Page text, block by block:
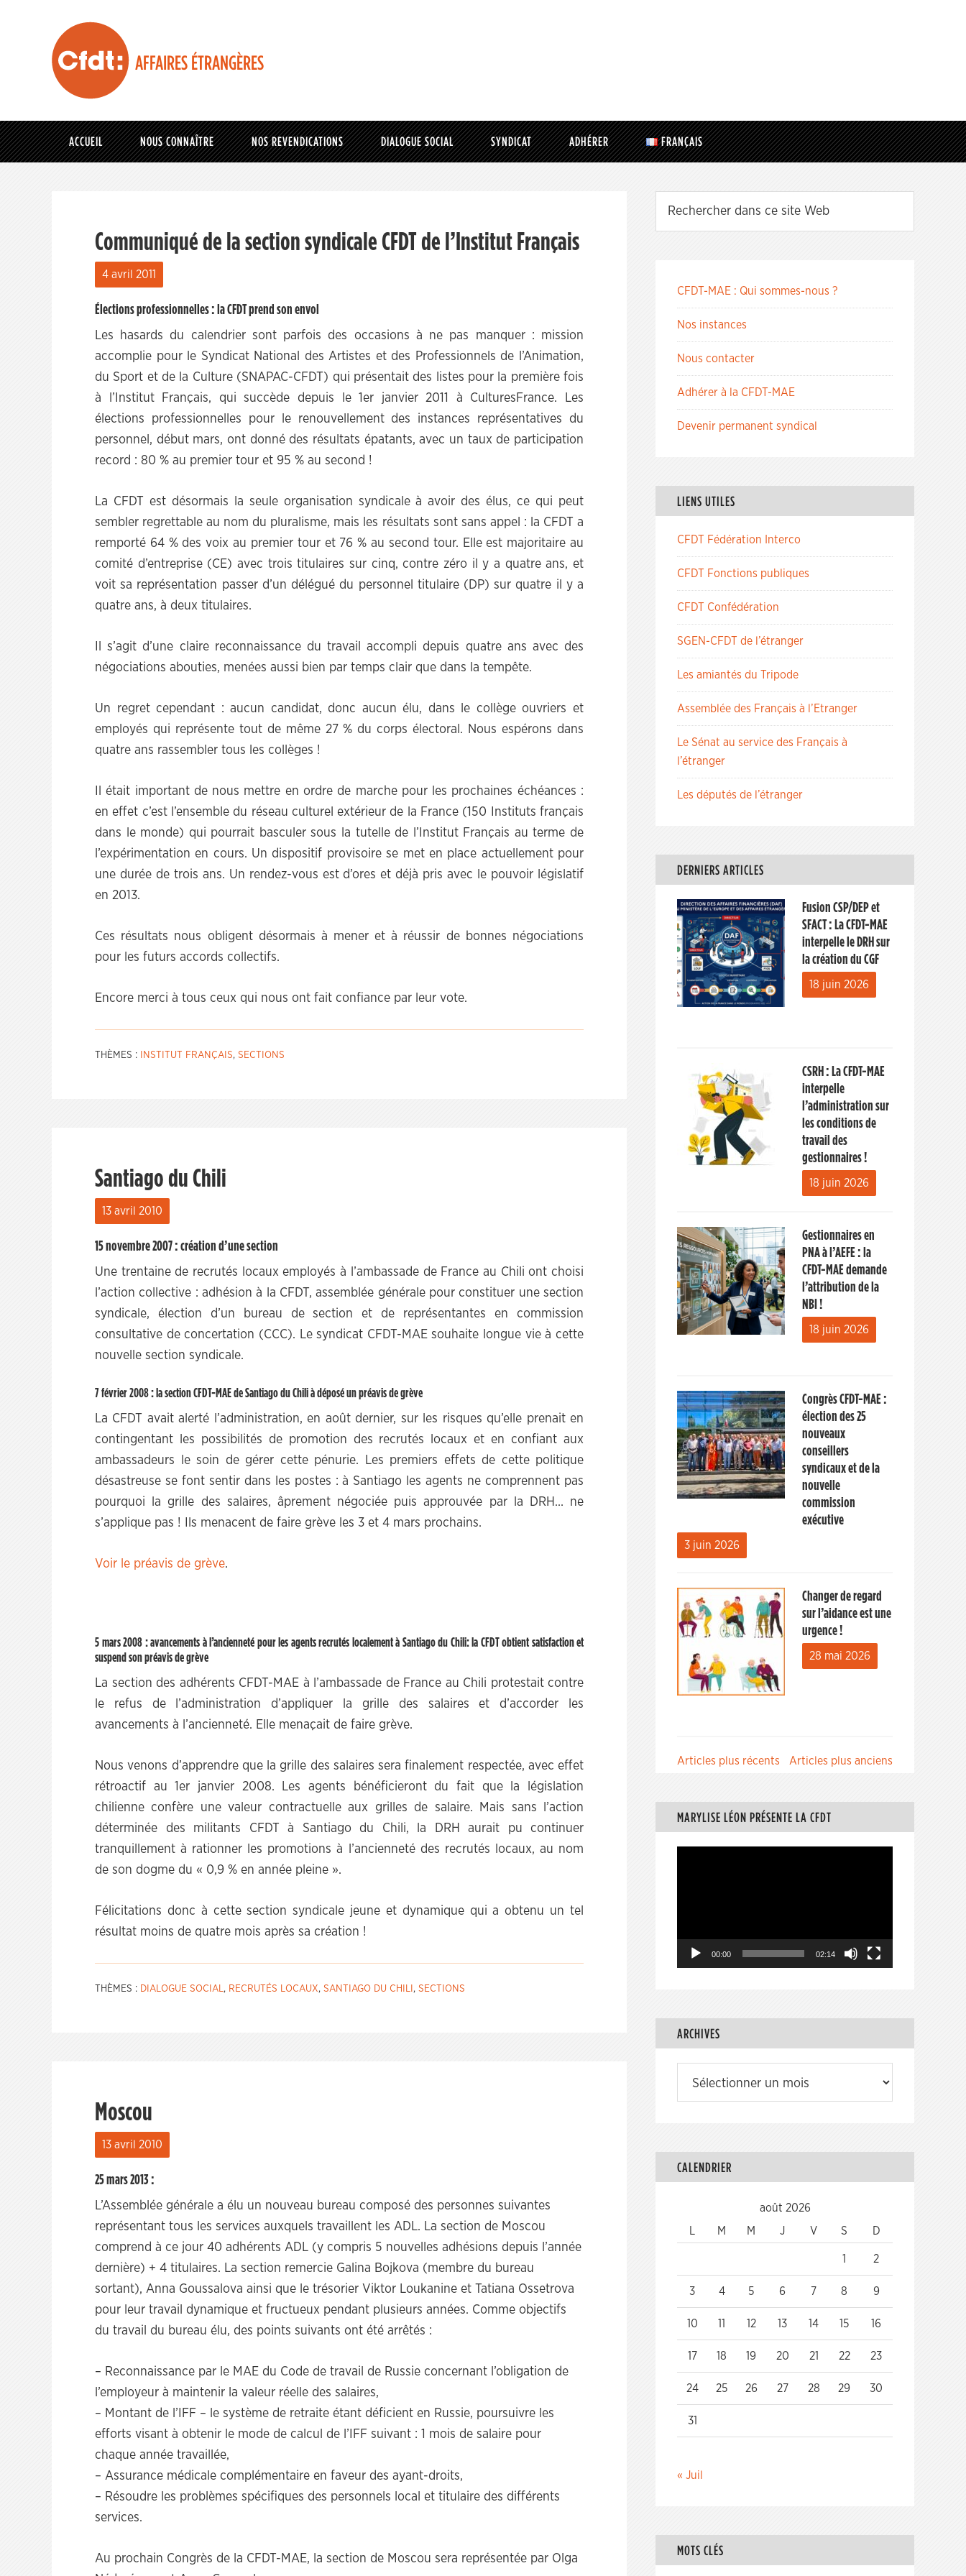
AFFAIRES ÉTRANGÈRES
ACCUEIL NOUS CONNAÎTRE NOS REVENDICATIONS DIALOGUE SOCIAL SYNDICAT ADHÉRER FRANÇAIS
Communiqué de la section syndicale CFDT de l’Institut Français
4 avril 2011
Élections professionnelles : la CFDT prend son envol
Les hasards du calendrier sont parfois des occasions à ne pas manquer : mission
accomplie pour le Syndicat National des Artistes et des Professionnels de l’Animation,
du Sport et de la Culture (SNAPAC-CFDT) qui présentait des listes pour la première fois
à l’Institut Français, qui succède depuis le 1er janvier 2011 à CulturesFrance. Les
élections professionnelles pour le renouvellement des instances représentatives du
personnel, début mars, ont donné des résultats épatants, avec un taux de participation
record : 80 % au premier tour et 95 % au second !
La CFDT est désormais la seule organisation syndicale à avoir des élus, ce qui peut
sembler regrettable au nom du pluralisme, mais les résultats sont sans appel : la CFDT a
remporté 64 % des voix au premier tour et 76 % au second tour. Elle est majoritaire au
comité d’entreprise (CE) avec trois titulaires sur cinq, contre zéro il y a quatre ans, et
voit sa représentation passer d’un délégué du personnel titulaire (DP) sur quatre il y a
quatre ans, à deux titulaires.
Il s’agit d’une claire reconnaissance du travail accompli depuis quatre ans avec des
négociations abouties, menées aussi bien par temps clair que dans la tempête.
Un regret cependant : aucun candidat, donc aucun élu, dans le collège ouvriers et
employés qui représente tout de même 27 % du corps électoral. Nous espérons dans
quatre ans rassembler tous les collèges !
Il était important de nous mettre en ordre de marche pour les prochaines échéances :
en effet c’est l’ensemble du réseau culturel extérieur de la France (150 Instituts français
dans le monde) qui pourrait basculer sous la tutelle de l’Institut Français au terme de
l’expérimentation en cours. Un dispositif provisoire se met en place actuellement pour
une durée de trois ans. Un rendez-vous est d’ores et déjà pris avec le pouvoir législatif
en 2013.
Ces résultats nous obligent désormais à mener et à réussir de bonnes négociations
pour les futurs accords collectifs.
Encore merci à tous ceux qui nous ont fait confiance par leur vote.
THÈMES : INSTITUT FRANÇAIS, SECTIONS
Santiago du Chili
13 avril 2010
15 novembre 2007 : création d’une section
Une trentaine de recrutés locaux employés à l’ambassade de France au Chili ont choisi
l’action collective : adhésion à la CFDT, assemblée générale pour constituer une section
syndicale, élection d’un bureau de section et de représentantes en commission
consultative de concertation (CCC). Le syndicat CFDT-MAE souhaite longue vie à cette
nouvelle section syndicale.
7 février 2008 : la section CFDT-MAE de Santiago du Chili à déposé un préavis de grève
La CFDT avait alerté l’administration, en août dernier, sur les risques qu’elle prenait en
contingentant les possibilités de promotion des recrutés locaux et en confiant aux
ambassadeurs le soin de gérer cette pénurie. Les premiers effets de cette politique
désastreuse se font sentir dans les postes : à Santiago les agents ne comprennent pas
pourquoi la grille des salaires, âprement négociée puis approuvée par la DRH… ne
s’applique pas ! Ils menacent de faire grève les 3 et 4 mars prochains.
Voir le préavis de grève.
5 mars 2008 : avancements à l’ancienneté pour les agents recrutés localement à Santiago du Chili: la CFDT obtient satisfaction et
suspend son préavis de grève
La section des adhérents CFDT-MAE à l’ambassade de France au Chili protestait contre
le refus de l’administration d’appliquer la grille des salaires et d’accorder les
avancements à l’ancienneté. Elle menaçait de faire grève.
Nous venons d’apprendre que la grille des salaires sera finalement respectée, avec effet
rétroactif au 1er janvier 2008. Les agents bénéficieront du fait que la législation
chilienne confère une valeur contractuelle aux grilles de salaire. Mais sans l’action
déterminée des militants CFDT à Santiago du Chili, la DRH aurait pu continuer
tranquillement à rationner les promotions à l’ancienneté des recrutés locaux, au nom
de son dogme du « 0,9 % en année pleine ».
Félicitations donc à cette section syndicale jeune et dynamique qui a obtenu un tel
résultat moins de quatre mois après sa création !
THÈMES : DIALOGUE SOCIAL, RECRUTÉS LOCAUX, SANTIAGO DU CHILI , SECTIONS
Moscou
13 avril 2010
25 mars 2013 :
L’Assemblée générale a élu un nouveau bureau composé des personnes suivantes
représentant tous les services auxquels travaillent les ADL. La section de Moscou
comprend à ce jour 40 adhérents ADL (y compris 5 nouvelles adhésions depuis l’année
dernière) + 4 titulaires. La section remercie Galina Bojkova (membre du bureau
sortant), Anna Goussalova ainsi que le trésorier Viktor Loukanine et Tatiana Ossetrova
pour leur travail dynamique et fructueux pendant plusieurs années. Comme objectifs
du travail du bureau élu, des points suivants ont été arrêtés :
– Reconnaissance par le MAE du Code de travail de Russie concernant l’obligation de
l’employeur à maintenir la valeur réelle des salaires,
– Montant de l’IFF – le système de retraite étant déficient en Russie, poursuivre les
efforts visant à obtenir le mode de calcul de l’IFF suivant : 1 mois de salaire pour
chaque année travaillée,
– Assurance médicale complémentaire en faveur des ayant-droits,
– Résoudre les problèmes spécifiques des personnels local et titulaire des différents
services.
Au prochain Congrès de la CFDT-MAE, la section de Moscou sera représentée par Olga
CFDT-MAE : Qui sommes-nous ?
Nos instances
Nous contacter
Adhérer à la CFDT-MAE
Devenir permanent syndical
LIENS UTILES
CFDT Fédération Interco
CFDT Fonctions publiques
CFDT Confédération
SGEN-CFDT de l’étranger
Les amiantés du Tripode
Assemblée des Français à l’Etranger
Le Sénat au service des Français à
l’étranger
Les députés de l’étranger
DERNIERS ARTICLES
Fusion CSP/DEP et
SFACT : La CFDT-MAE
interpelle le DRH sur
la création du CGF
18 juin 2026
CSRH : La CFDT-MAE
interpelle
l’administration sur
les conditions de
travail des
gestionnaires !
18 juin 2026
Gestionnaires en
PNA à l’AEFE : la
CFDT-MAE demande
l’attribution de la
NBI !
18 juin 2026
Congrès CFDT-MAE :
élection des 25
nouveaux
conseillers
syndicaux et de la
nouvelle
commission
exécutive
3 juin 2026
Changer de regard
sur l’aidance est une
urgence !
28 mai 2026
Navigation
articles
Articles plus anciens
Articles plus récents
MARYLISE LÉON PRÉSENTE LA CFDT
00:00 02:14
ARCHIVES
CALENDRIER
août 2026
M M J V S D
1 2
3 4 5 6 7 8 9
10 11 12 13 14 15 16
17 18 19 20 21 22 23
24 25 26 27 28 29 30
31
« Juil
MOTS CLÉS